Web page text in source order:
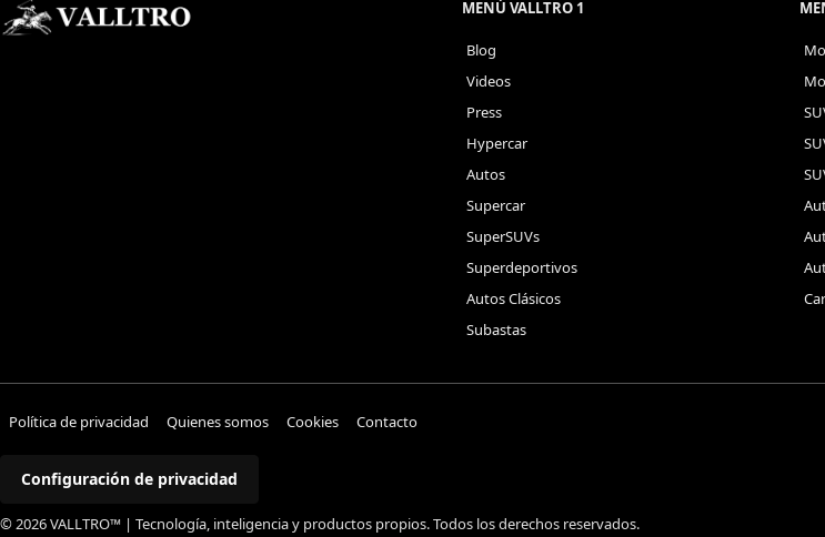
MENÚ VALLTRO 1
Blog
Videos
Press
Hypercar
Autos
Supercar
SuperSUVs
Superdeportivos
Autos Clásicos
Subastas
Política de privacidad Quienes somos Cookies Contacto
Configuración de privacidad
© 2026 VALLTRO™ | Tecnología, inteligencia y productos propios. Todos los derechos reservados.